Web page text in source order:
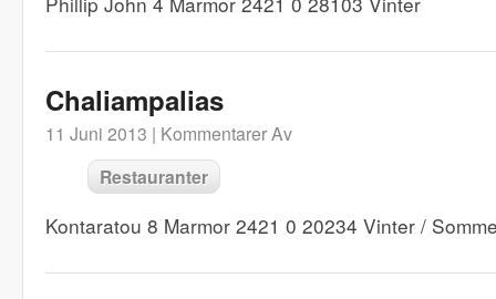
Chaliampalias
11 Juni 2013 | Kommentarer Av
Restauranter
Kontaratou 8 Marmor 2421 0 20234 Vinter /